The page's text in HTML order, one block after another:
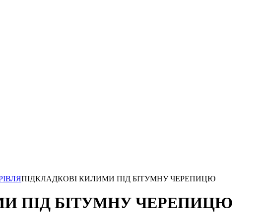
ПІДКЛАДКОВІ КИЛИМИ ПІД БІТУМНУ ЧЕРЕПИЦЮ
ПІД БІТУМНУ ЧЕРЕПИЦЮ